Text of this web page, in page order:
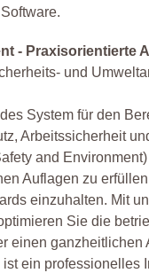
- Praxisorientierte
und
System für den
Arbeitssicherheit
and
Auflagen zu
einzuhalten. Mit
Sie die
einen ganzheitlichen
ein professionelles